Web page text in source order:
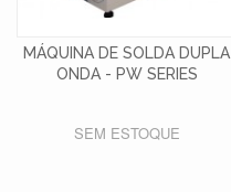
MÁQUINA DE SOLDA DUPLA
ONDA - PW SERIES
SEM ESTOQUE